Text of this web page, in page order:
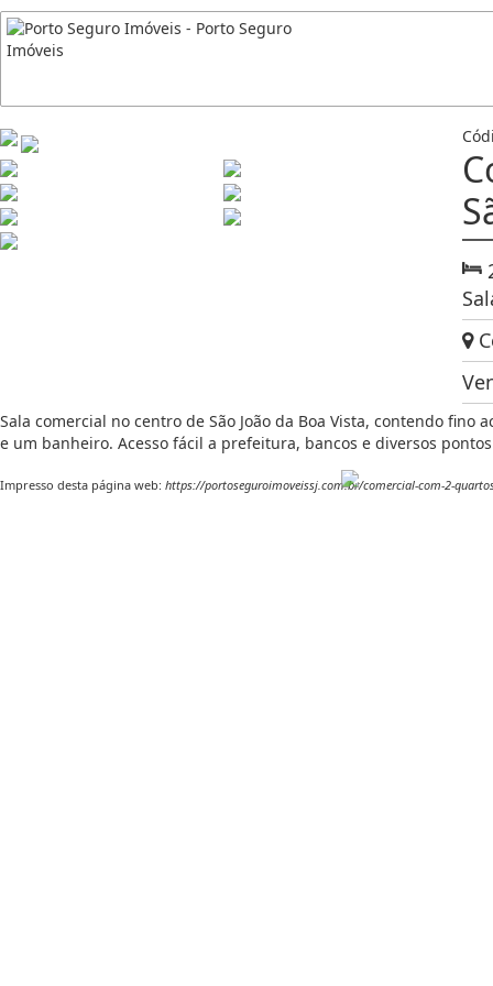
Sala comercial no centro de São João da Boa Vista, contendo
e um banheiro. Acesso fácil a prefeitura, bancos e diversos
Impresso desta página web: https://portoseguroimoveissj.com.br/comercial-com-2-